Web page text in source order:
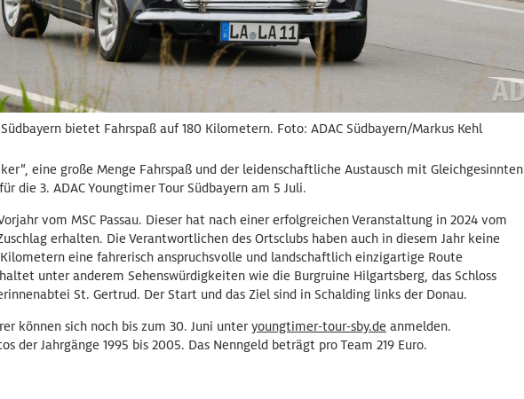
bietet Fahrspaß auf 180 Kilometern. Foto: ADAC Südbayern/Markus Kehl
eine große Menge Fahrspaß und der leidenschaftliche Austausch mit Gleichgesinnten
die 3. ADAC Youngtimer Tour Südbayern am 5 Juli.
vom MSC Passau. Dieser hat nach einer erfolgreichen Veranstaltung in 2024 vom
erhalten. Die Verantwortlichen des Ortsclubs haben auch in diesem Jahr keine
eine fahrerisch anspruchsvolle und landschaftlich einzigartige Route
unter anderem Sehenswürdigkeiten wie die Burgruine Hilgartsberg, das Schloss
St. Gertrud. Der Start und das Ziel sind in Schalding links der Donau.
können sich noch bis zum 30. Juni unteryoungtimer-tour-sby.de anmelden.
der Jahrgänge 1995 bis 2005. Das Nenngeld beträgt pro Team 219 Euro.